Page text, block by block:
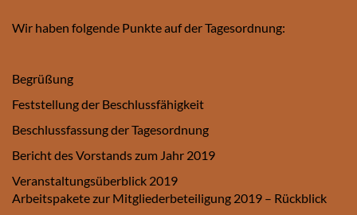
Wir haben folgende Punkte auf der Tagesordnung:
Begrüßung
Feststellung der Beschlussfähigkeit
Beschlussfassung der Tagesordnung
Bericht des Vorstands zum Jahr 2019
Veranstaltungsüberblick 2019
Arbeitspakete zur Mitgliederbeteiligung 2019 – Rückblick